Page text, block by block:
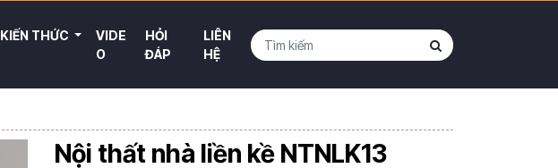
KIẾN THỨC
VIDE
O
HỎI
ĐÁP
LIÊN
HỆ
Nội thất nhà liền kề NTNLK13